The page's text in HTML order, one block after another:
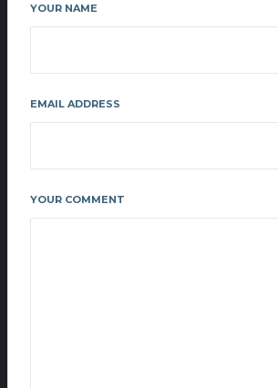
YOUR NAME
EMAIL ADDRESS
YOUR COMMENT